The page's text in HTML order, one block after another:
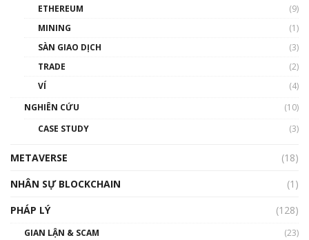
thống & Crypto qua các cuộc chiến | Phổ cập
01:32:59
gió ấm
ETHEREUM
(9)
MINING
(1)
SÀN GIAO DỊCH
(3)
TRADE
(2)
VÍ
(4)
NGHIÊN CỨU
(10)
CASE STUDY
(3)
METAVERSE
(18)
NHÂN SỰ BLOCKCHAIN
(1)
PHÁP LÝ
(128)
GIAN LẬN & SCAM
(23)